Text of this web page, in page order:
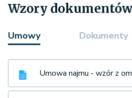
Wzory dokumentów
Umowy Dokumenty
Umowa najmu - wzór z